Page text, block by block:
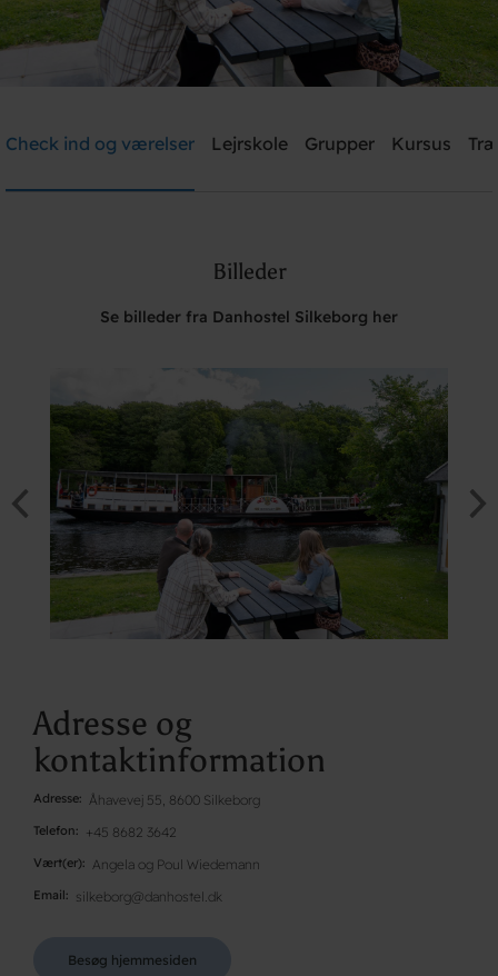
Brug for hjælp? Ring+45 8682 3642
Check ind og værelser Lejrskole Grupper Kursus
Billeder
Se billeder fra Danhostel Silkeborg her
Adresse og
kontaktinformation
Adresse Åhavevej 55, 8600 Silkeborg
Telefon +45 8682 3642
Vært(er) Angela og Poul Wiedemann
Email silkeborg@danhostel.dk
Besøg hjemmesiden